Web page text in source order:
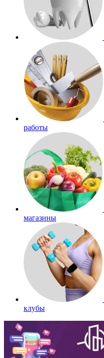
работы
магазины
клубы